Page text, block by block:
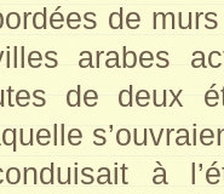
de
arabes
de deux
à